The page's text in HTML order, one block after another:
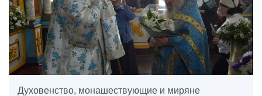
Духовенство, монашествующие и миряне